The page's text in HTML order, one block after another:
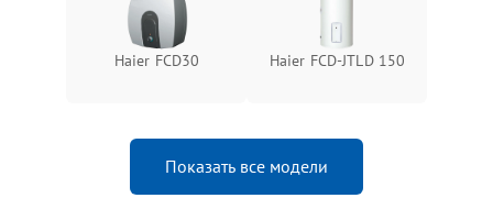
Haier FCD30 Haier FCD-JTLD 150
Показать все модели